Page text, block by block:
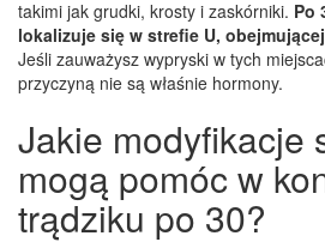
takimi jak grudki, krosty i zaskórniki. Po
lokalizuje się w strefie U,
Jeśli zauważysz wypryski w tych
przyczyną nie są właśnie hormony.
Jakie modyfikacje
mogą pomóc w
trądziku po 30?